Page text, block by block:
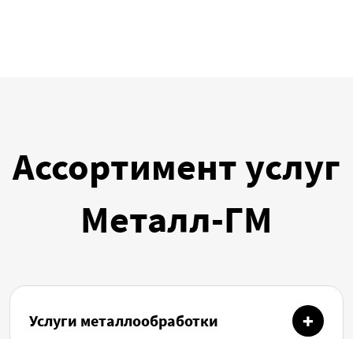
Ассортимент услуг
Металл-ГМ
Услуги металлообработки